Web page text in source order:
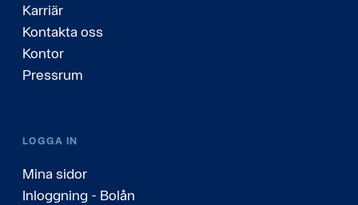
Karriär
Kontakta oss
Kontor
Pressrum
LOGGA IN
Mina sidor
Inloggning - Bolån